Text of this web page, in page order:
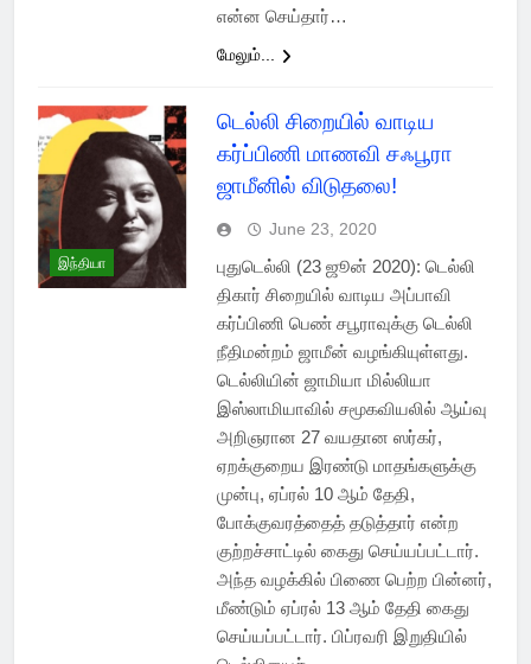
என்ன செய்தார்…
மேலும்...
இந்தியா
டெல்லி சிறையில் வாடிய
கர்ப்பிணி மாணவி சஃபூரா
ஜாமீனில் விடுதலை!
June 23, 2020
புதுடெல்லி (23 ஜூன் 2020): டெல்லி
திகார் சிறையில் வாடிய அப்பாவி
கர்ப்பிணி பெண் சபூராவுக்கு டெல்லி
நீதிமன்றம் ஜாமீன் வழங்கியுள்ளது.
டெல்லியின் ஜாமியா மில்லியா
இஸ்லாமியாவில் சமூகவியலில் ஆய்வு
அறிஞரான 27 வயதான ஸர்கர்,
ஏறக்குறைய இரண்டு மாதங்களுக்கு
முன்பு, ஏப்ரல் 10 ஆம் தேதி,
போக்குவரத்தைத் தடுத்தார் என்ற
குற்றச்சாட்டில் கைது செய்யப்பட்டார்.
அந்த வழக்கில் பிணை பெற்ற பின்னர்,
மீண்டும் ஏப்ரல் 13 ஆம் தேதி கைது
செய்யப்பட்டார். பிப்ரவரி இறுதியில்